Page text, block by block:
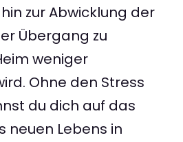
zur Abwicklung der
Übergang zu
weniger
Ohne den Stress
du dich auf das
neuen Lebens in